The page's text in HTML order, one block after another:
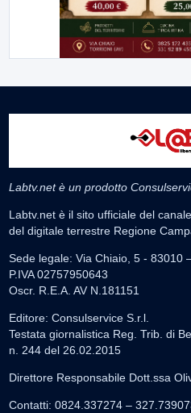
Labtv.net è un prodotto
Labtv.net è il sito ufficiale del
del digitale terrestre Regione
Sede legale: Via Chiaio, 5 - 83010
P.IVA 02757950643
Oscr. R.E.A. AV N.181151
Editore: Consulservice S.r.l.
Testata giornalistica Reg. Trib. di
n. 244 del 26.02.2015
Direttore Responsabile Dott.ssa
Contatti: 0824.337274 –